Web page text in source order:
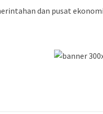
dan pusat